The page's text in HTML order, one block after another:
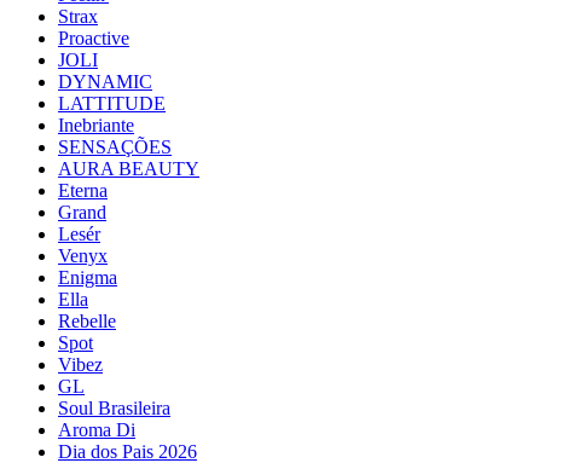
Strax
Proactive
JOLI
DYNAMIC
LATTITUDE
Inebriante
SENSAÇÕES
AURA BEAUTY
Eterna
Grand
Lesér
Venyx
Enigma
Ella
Rebelle
Spot
Vibez
GL
Soul Brasileira
Aroma Di
Dia dos Pais 2026